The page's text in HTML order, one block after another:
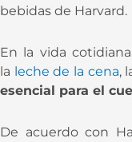
bebidas de Harvard.
En la vida
la leche de la cena,
esencial para el
De acuerdo con